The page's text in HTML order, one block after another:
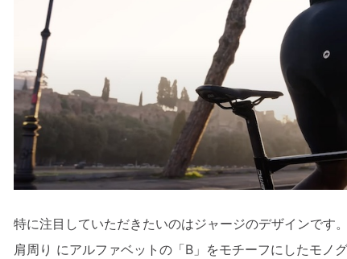
特に注目していただきたいのはジャージのデザインで
肩周り にアルファベットの「B」をモチーフにしたモノ